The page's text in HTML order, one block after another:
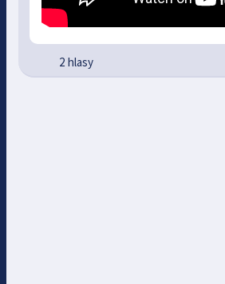
2 hlasy